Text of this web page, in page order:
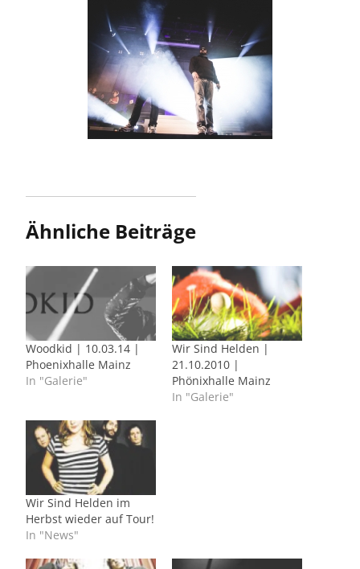
Ähnliche Beiträge
Woodkid | 10.03.14 |
Phoenixhalle Mainz
In "Galerie"
Wir Sind Helden |
21.10.2010 |
Phönixhalle Mainz
In "Galerie"
Wir Sind Helden im
Herbst wieder auf Tour!
In "News"